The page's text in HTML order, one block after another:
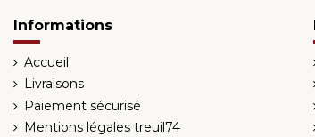
Informations
Accueil
Livraisons
Paiement sécurisé
Mentions légales treuil74